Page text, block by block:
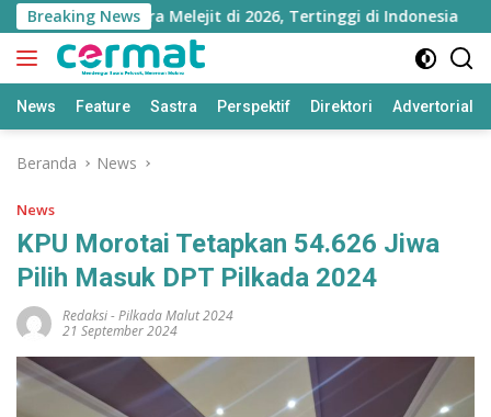
Langsung
ke
konten
Breaking News
Maluku Utara Melejit di 2026, Tertinggi di Indonesia
News Feature Sastra Perspektif Direktori Advertorial
Beranda News
News
KPU Morotai Tetapkan 54.626 Jiwa
Pilih Masuk DPT Pilkada 2024
Redaksi-Pilkada Malut 2024
21 September 2024